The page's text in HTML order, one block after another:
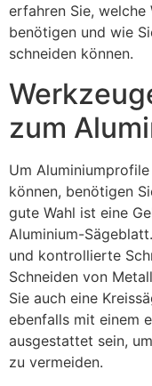
erfahren Sie, welche
benötigen und wie
schneiden können.
zum
Um
können, benötigen
gute Wahl ist eine
Aluminium-
und kontrollierte
Schneiden von
Sie auch eine
ebenfalls mit einem
ausgestattet sein,
zu vermeiden.